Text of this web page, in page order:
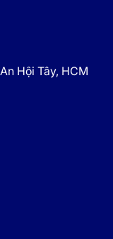
Hội Tây, HCM